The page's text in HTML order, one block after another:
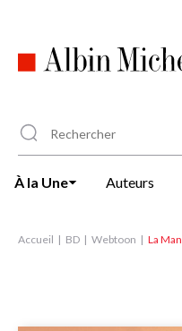
principal
À la Une Auteurs
Accueil BD Webtoon La